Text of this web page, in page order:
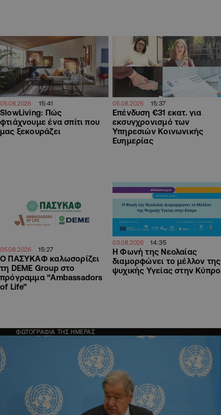
05.08.2026 15:41
SlowLiving: Πώς
φτιάχνουμε ένα σπίτι που
μας ξεκουράζει
05.08.2026 15:37
Επένδυση €31 εκατ. για
εκσυγχρονισμό των
Υπηρεσιών Κοινωνικής
Ευημερίας
05.08.2026 15:27
Ο ΠΑΣΥΚΑΦ καλωσορίζει
τη DEME Group στο
πρόγραμμα “Ambassadors
of Life”
03.08.2026 14:35
Η Φωνή της Νεολαίας
διαμορφώνει το μέλλον της
ψυχικής Υγείας στην Κύπρο
ΦΩΤΟΓΡΑΦΙΑ ΤΗΣ ΗΜΕΡΑΣ